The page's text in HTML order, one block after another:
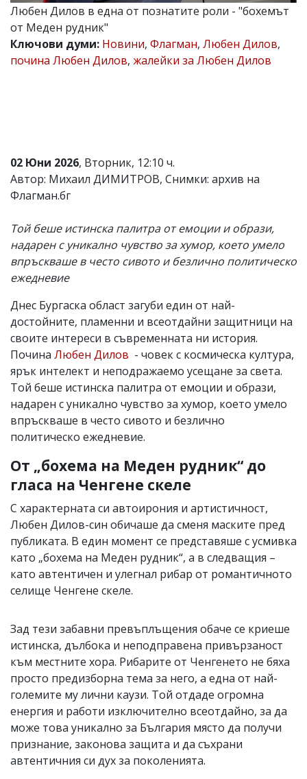
email:
office@flagman.bg
Коментарите
под
статиите
носи
отговорност
за
откриете
обиден
вас
коментар,
сигнализирайте
ни!
Любен Дилов в една от познатите роли - "бохемът
от Меден рудник"
Ключови думи: Новини, Флагман, Любен Дилов,
почина Любен Дилов, жалейки за Любен Дилов
02 Юни 2026, Вторник, 12:10 ч.
Автор: Михаил ДИМИТРОВ, Снимки: архив на
Флагман.бг
Той беше истинска палитра от емоции и образи,
надарен с уникално чувство за хумор, което умело
впръскваше в често сивото и безлично политическо
ежедневие
Днес Бургаска област загуби един от най-
достойните, пламенни и всеотдайни защитници на
своите интереси в съвременната ни история.
Почина Любен Дилов - човек с космическа култура,
ярък интелект и неподражаемо усещане за света.
Той беше истинска палитра от емоции и образи,
надарен с уникално чувство за хумор, което умело
впръскваше в често сивото и безлично
политическо ежедневие.
От „бохема на Меден рудник“ до
гласа на Ченгене скеле
С характерната си автоирония и артистичност,
Любен Дилов-син обичаше да сменя маските пред
публиката. В един момент се представяше с усмивка
като „бохема на Меден рудник“, а в следващия –
като автентичен и улегнал рибар от романтичното
селище Ченгене скеле.
Зад тези забавни превъплъщения обаче се криеше
истинска, дълбока и неподправена привързаност
към местните хора. Рибарите от Ченгенето не бяха
просто предизборна тема за него, а една от най-
големите му лични каузи. Той отдаде огромна
енергия и работи изключително всеотдайно, за да
може това уникално за България място да получи
признание, законова защита и да съхрани
автентичния си дух за поколенията.